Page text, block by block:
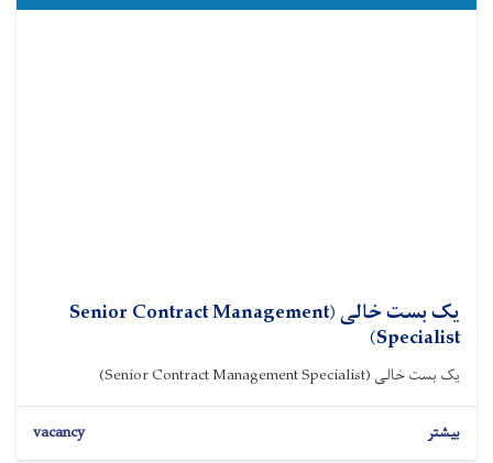
یک بست خالی (Senior Contract Management
Specialist)
یک بست خالی (Senior Contract Management Specialist)
بیشتر vacancy